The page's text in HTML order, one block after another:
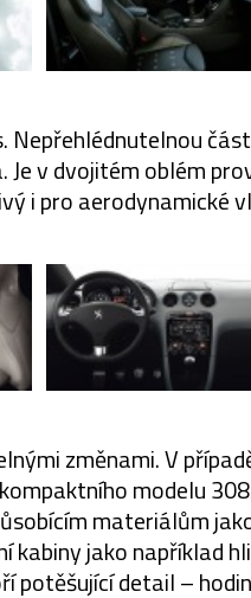
Nepřehlédnutelnou
v dvojitém oblém
i pro aerodynamické
změnami. V
modelu
materiálům
kabiny jako například
potěšující detail –